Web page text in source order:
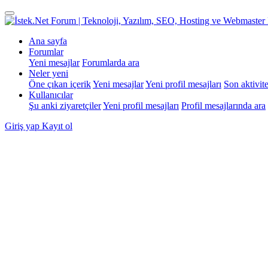
Ana sayfa
Forumlar
Yeni mesajlar Forumlarda ara
Neler yeni
Öne çıkan içerikYeni mesajlarYeni profil mesajları Son
Kullanıcılar
Şu anki ziyaretçilerYeni profil mesajları Profil mesajlarında ara
Giriş yap Kayıt ol